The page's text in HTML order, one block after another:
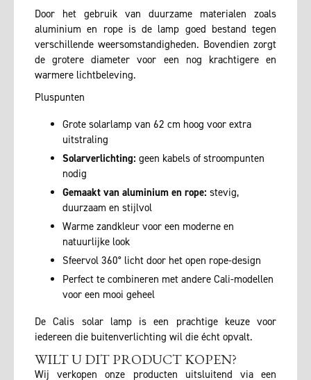
Door het gebruik van duurzame materialen zoals
aluminium en rope is de lamp goed bestand tegen
verschillende weersomstandigheden. Bovendien zorgt
de grotere diameter voor een nog krachtigere en
warmere lichtbeleving.
Pluspunten
Grote solarlamp van 62 cm hoog voor extra
uitstraling
Solarverlichting: geen kabels of stroompunten
nodig
Gemaakt van aluminium en rope: stevig,
duurzaam en stijlvol
Warme zandkleur voor een moderne en
natuurlijke look
Sfeervol 360° licht door het open rope-design
Perfect te combineren met andere Cali-modellen
voor een mooi geheel
De Calis solar lamp is een prachtige keuze voor
iedereen die buitenverlichting wil die écht opvalt.
WILT U DIT PRODUCT KOPEN?
Wij verkopen onze producten uitsluitend via een